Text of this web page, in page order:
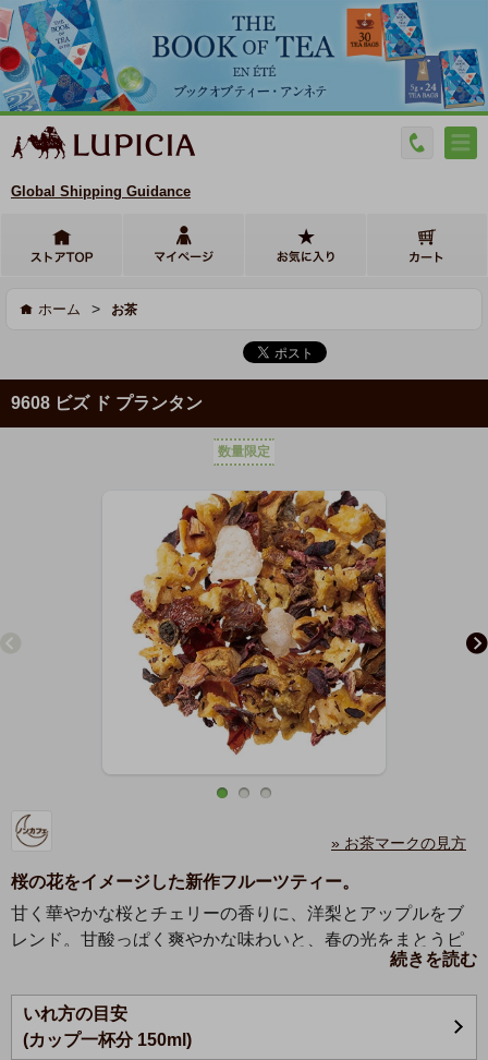
Global Shipping Guidance
ホーム > お茶
9608 ビズ ド プランタン
数量限定
» お茶マークの見方
桜の花をイメージした新作フルーツティー。
甘く華やかな桜とチェリーの香りに、洋梨とアップルをブ
レンド。甘酸っぱく爽やかな味わいと、春の光をまとうピ
甘くジューシーな洋梨とアップルのドライフルーツをベー
スに桜とチェリーのフレーバーで「桜の花」をイメージし
続きを読む
いれ方の目安
(カップ一杯分 150ml)